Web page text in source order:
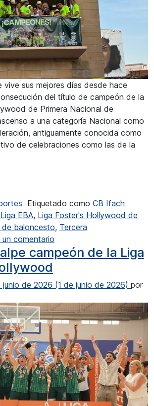
vive sus mejores días desde hace
del título de campeón de la
de Primera Nacional de
a una categoría Nacional como
antiguamente conocida como
de celebraciones como las de la
Etiquetado como CB Ifach
Liga EBA, Liga Foster's Hollywood de
de baloncesto, Tercera
un comentario
campeón de la Liga
junio de 2026 (1 de junio de 2026) por